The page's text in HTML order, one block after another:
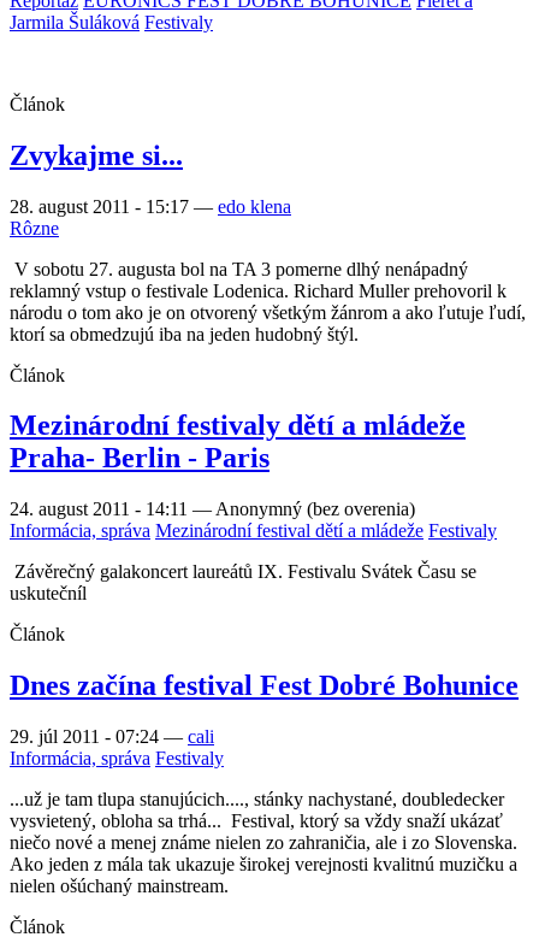
Jarmila Šuláková Festivaly
Článok
Zvykajme si...
28. august 2011 - 15:17 — edo klena
Rôzne
V sobotu 27. augusta bol na TA 3 pomerne dlhý nenápadný
reklamný vstup o festivale Lodenica. Richard Muller prehovoril k
národu o tom ako je on otvorený všetkým žánrom a ako ľutuje ľudí,
ktorí sa obmedzujú iba na jeden hudobný štýl.
Článok
Mezinárodní festivaly dětí a mládeže
Praha- Berlin - Paris
24. august 2011 - 14:11 — Anonymný (bez overenia)
Informácia, správa Mezinárodní festival dětí a mládeže Festivaly
Závěrečný galakoncert laureátů IX. Festivalu Svátek Času se
uskutečníl
Článok
Dnes začína festival Fest Dobré Bohunice
29. júl 2011 - 07:24 — cali
Informácia, správa Festivaly
...už je tam tlupa stanujúcich...., stánky nachystané, doubledecker
vysvietený, obloha sa trhá... Festival, ktorý sa vždy snaží ukázať
niečo nové a menej známe nielen zo zahraničia, ale i zo Slovenska.
Ako jeden z mála tak ukazuje širokej verejnosti kvalitnú muzičku a
nielen ošúchaný mainstream.
Článok